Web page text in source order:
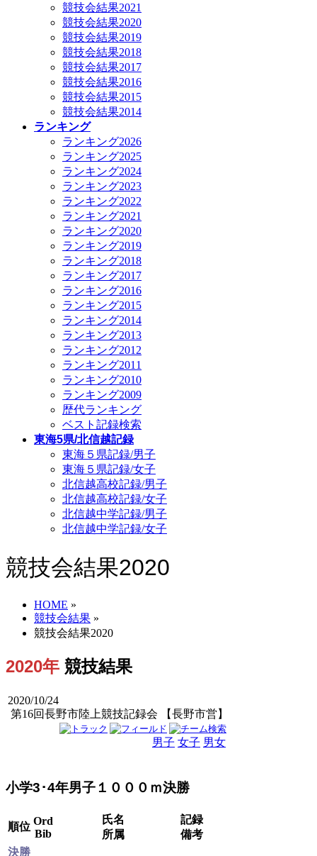
競技会結果2021
競技会結果2020
競技会結果2019
競技会結果2018
競技会結果2017
競技会結果2016
競技会結果2015
競技会結果2014
ランキング
ランキング2026
ランキング2025
ランキング2024
ランキング2023
ランキング2022
ランキング2021
ランキング2020
ランキング2019
ランキング2018
ランキング2017
ランキング2016
ランキング2015
ランキング2014
ランキング2013
ランキング2012
ランキング2011
ランキング2010
ランキング2009
歴代ランキング
ベスト記録検索
東海5県/北信越記録
東海５県記録/男子
東海５県記録/女子
北信越高校記録/男子
北信越高校記録/女子
北信越中学記録/男子
北信越中学記録/女子
競技会結果2020
HOME »
競技会結果 »
競技会結果2020
2020年 競技結果
2020/10/24
第16回長野市陸上競技記録会 【長野市営】
男子 女子 男女
小学3･4年男子１０００ｍ決勝
順位 Ord
Bib
氏名
所属
記録
備考
決勝